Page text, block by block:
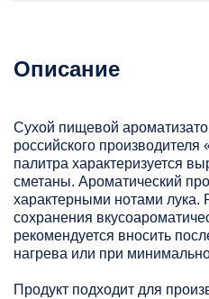
Описание
Сухой пищевой
российского
палитра характеризуется
сметаны. Ароматический
характерными нотами лука.
сохранения
рекомендуется вносить
нагрева или при
Продукт подходит для